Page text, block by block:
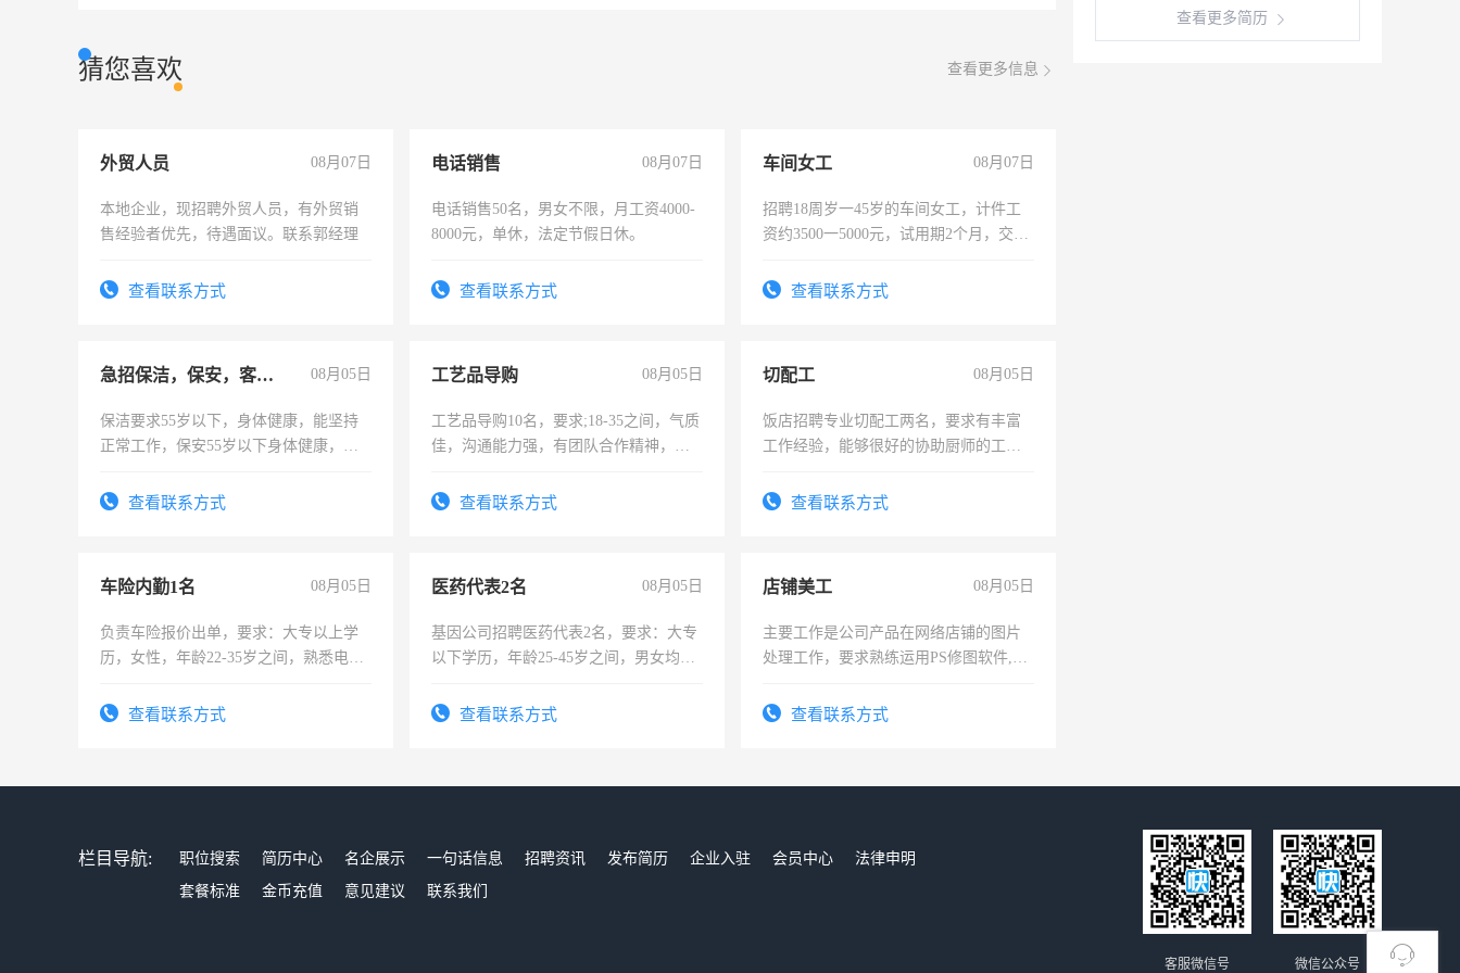
猜您喜欢 查看更多信息
外贸人员 08月07日
本地企业，现招聘外贸人员，有外贸销
售经验者优先，待遇面议。联系郭经理
查看联系方式
电话销售 08月07日
电话销售50名，男女不限，月工资4000-
8000元，单休，法定节假日休。
查看联系方式
车间女工 08月07日
招聘18周岁一45岁的车间女工，计件工
资约3500一5000元，试用期2个月，交五
查看联系方式
急招保洁，保安，客服，工程 08月05日
保洁要求55岁以下，身体健康，能坚持
正常工作，保安55岁以下身体健康，有
录，客服要求45岁以下高中以上文化，
查看联系方式
工艺品导购 08月05日
工艺品导购10名，要求;18-35之间，气质
佳，沟通能力强，有团队合作精神，有
查看联系方式
切配工 08月05日
饭店招聘专业切配工两名，要求有丰富
工作经验，能够很好的协助厨师的工
4500。查看联系方式
车险内勤1名 08月05日
负责车险报价出单，要求：大专以上学
历，女性，年龄22-35岁之间，熟悉电脑
试用期1-3个月，转正后交纳五险，
查看联系方式
医药代表2名 08月05日
基因公司招聘医药代表2名，要求：大专
以下学历，年龄25-45岁之间，男女均
表或者有医学资质的优先，底薪+绩效，
查看联系方式
店铺美工 08月05日
主要工作是公司产品在网络店铺的图片
处理工作，要求熟练运用PS修图软件,工
查看联系方式
查看更多简历
栏目导航: 职位搜索 简历中心 名企展示 一句话信息 招聘资讯 发布简历 企业入驻 会员中心
法律申明
套餐标准
金币充值 意见建议 联系我们
微信公众号
客服微信号